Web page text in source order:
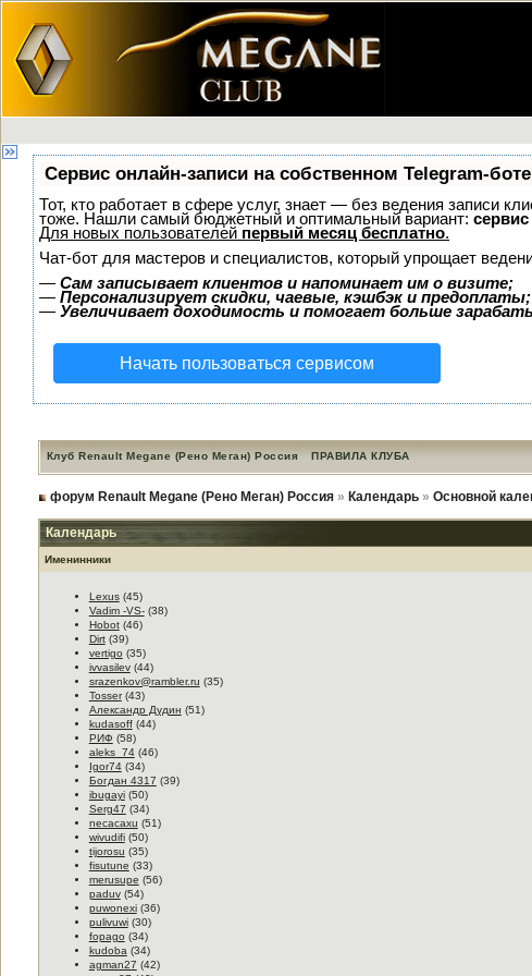
Сервис онлайн-записи на собственном Telegram-боте
Тот, кто работает в сфере услуг, знает — без ведения записи
тоже. Нашли самый бюджетный и оптимальный вариант:
Для новых пользователей первый месяц бесплатно.
Чат-бот для мастеров и специалистов, который упрощает
— Сам записывает клиентов и напоминает им о визите;
— Персонализирует скидки, чаевые, кэшбэк и предоплаты;
— Увеличивает доходимость и помогает больше
Начать пользоваться сервисом
Клуб Renault Megane (Рено Меган) Россия ПРАВИЛА КЛУБА
форум Renault Megane (Рено Меган) Россия» Календарь» Основной
Календарь
Именинники
Lexus(45)
Vadim -VS-(38)
Hobot(46)
Dirt(39)
vertigo (35)
ivvasilev(44)
srazenkov@rambler.ru (35)
Tosser(43)
Александр Дудин (51)
kudasoff(44)
РИФ (58)
aleks_74(46)
Igor74(34)
Богдан 4317 (39)
ibugayi(50)
Serg47 (34)
necacaxu (51)
wivudifi(50)
tijorosu (35)
fisutune (33)
merusupe (56)
paduv(54)
puwonexi(36)
pulivuwi(30)
fopago (34)
kudoba (34)
agman27 (42)